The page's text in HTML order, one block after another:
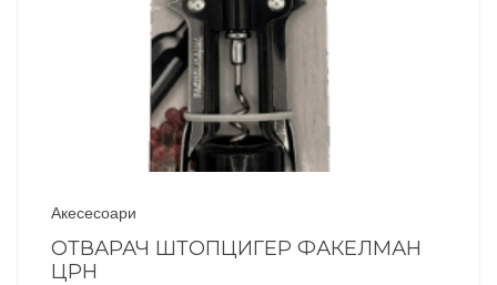
Акесесоари
ОТВАРАЧ ШТОПЦИГЕР ФАКЕЛМАН
ЦРН